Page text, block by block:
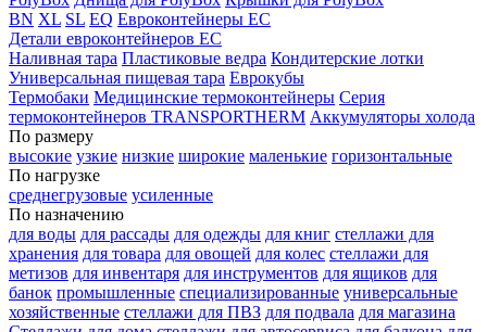
BN XL SL EQ Евроконтейнеры EC
Детали евроконтейнеров EC
Наливная тара Пластиковые ведра Кондитерские лотки
Универсальная пищевая тара Еврокубы
Термобаки Медицинские термоконтейнеры Серия
термоконтейнеров TRANSPORTHERM Аккумуляторы холода
По размеру
высокие узкие низкие широкие маленькие горизонтальные
По нагрузке
среднегрузовые усиленные
По назначению
для воды для рассады для одежды для книг стеллажи для
хранения для товара для овощей для колес стеллажи для
метизов для инвентаря для инструментов для ящиков для
банок промышленные специализированные универсальные
хозяйственные стеллажи для ПВЗ для подвала для магазина